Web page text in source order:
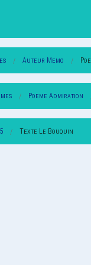
Auteur Memo
Poeme Admiration
Texte Le Bouquin